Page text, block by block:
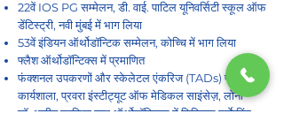
22वें IOS PG सम्मेलन, डी. वाई. पाटिल यूनिवर्सिटी स्कूल ऑफ
डेंटिस्ट्री, नवी मुंबई में भाग लिया
53वें इंडियन ऑर्थोडॉन्टिक सम्मेलन, कोच्चि में भाग लिया
फ्लैश ऑर्थोडॉन्टिक्स में प्रमाणित
फंक्शनल उपकरणों और स्केलेटल एंकरिज (TADs) पर
कार्यशाला, प्रवरा इंस्टीट्यूट ऑफ मेडिकल साइंसेज़, लोनी
डॉ. अजीत कालिया द्वारा ऑर्थोडॉन्टिक्स में डिजिटल मार्केटिंग